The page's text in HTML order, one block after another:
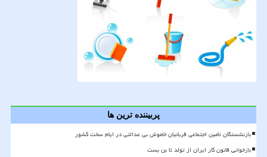
پربیننده ترین ها
بازنشستگان تأمین اجتماعی قربانیان خاموش بی عدالتی در ایام سخت کشور
بازخوانی قانون کار ایران از تولد تا بن بست